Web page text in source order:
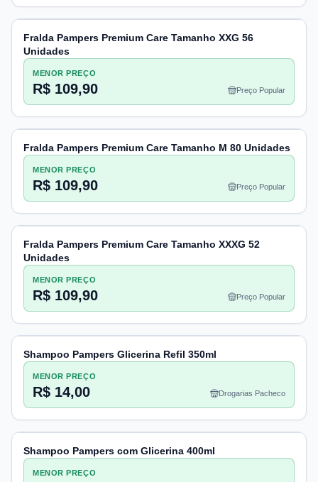
Fralda Pampers Premium Care Tamanho XXG 56
Unidades
MENOR PREÇO
R$ 109,90 Preço Popular
Fralda Pampers Premium Care Tamanho M 80 Unidades
MENOR PREÇO
R$ 109,90 Preço Popular
Fralda Pampers Premium Care Tamanho XXXG 52
Unidades
MENOR PREÇO
R$ 109,90 Preço Popular
Shampoo Pampers Glicerina Refil 350ml
MENOR PREÇO
R$ 14,00 Drogarias Pacheco
Shampoo Pampers com Glicerina 400ml
MENOR PREÇO